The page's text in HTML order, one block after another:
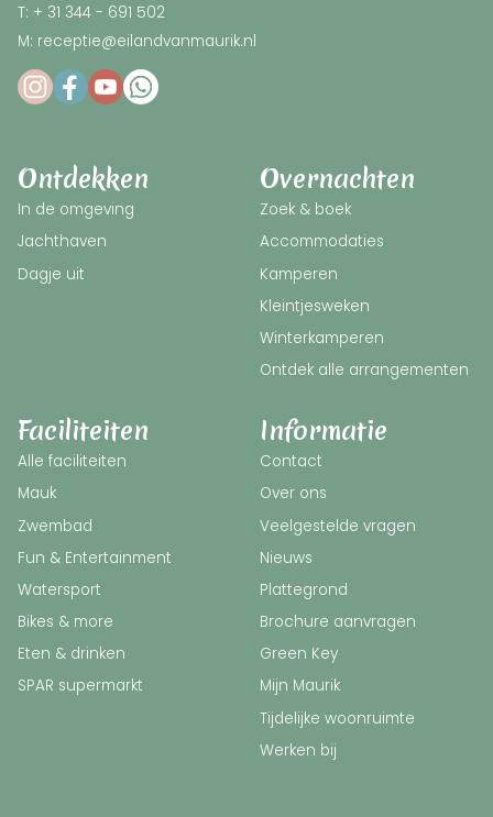
T: + 31 344 - 691 502
M: receptie@eilandvanmaurik.nl
Overnachten
Zoek & boek
Accommodaties
Kamperen
Kleintjesweken
Winterkamperen
Ontdek alle arrangementen
Faciliteiten
Alle faciliteiten
Mauk
Zwembad
Fun & Entertainment
Watersport
Bikes & more
Eten & drinken
SPAR supermarkt
Ontdekken
In de omgeving
Jachthaven
Dagje uit
Informatie
Contact
Over ons
Veelgestelde vragen
Nieuws
Plattegrond
Brochure aanvragen
Green Key
Mijn Maurik
Tijdelijke woonruimte
Werken bij